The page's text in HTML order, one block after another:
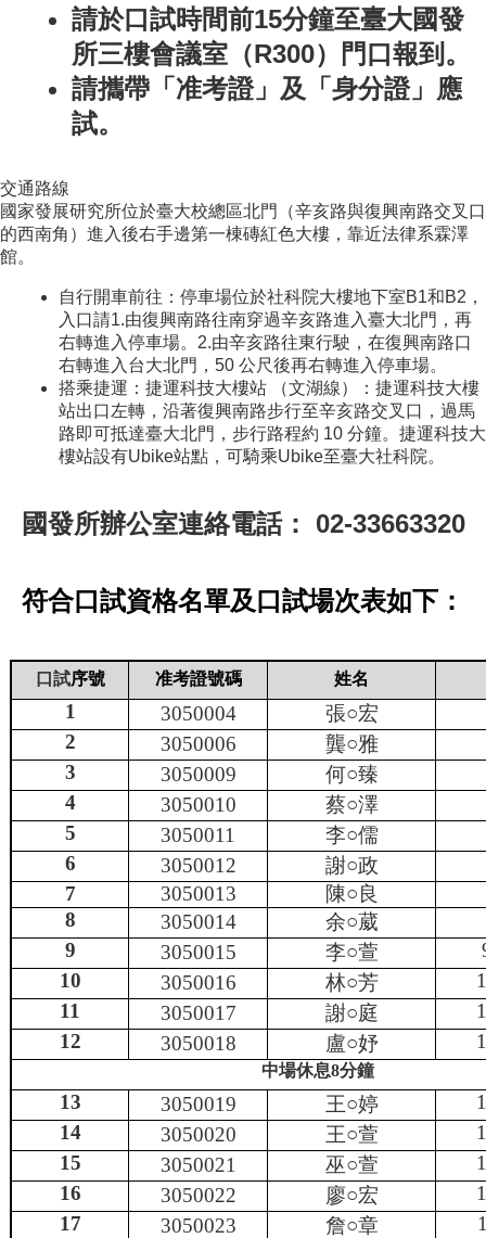
期
刊
專
學
請於口試時間前15分鐘至臺大國發
所三樓會議室（R300）門口報到。
請攜帶「准考證」及「身分證」應
試。
交通路線
國家發展研究所位於臺大校總區北門（辛亥路與復興南路交叉口
的西南角）進入後右手邊第一棟磚紅色大樓，靠近法律系霖澤
館。
自行開車前往：停車場位於社科院大樓地下室B1和B2，
入口請1.由復興南路往南穿過辛亥路進入臺大北門，再
右轉進入停車場。2.由辛亥路往東行駛，在復興南路口
右轉進入台大北門，50 公尺後再右轉進入停車場。
搭乘捷運：捷運科技大樓站 （文湖線）：捷運科技大樓
站出口左轉，沿著復興南路步行至辛亥路交叉口，過馬
路即可抵達臺大北門，步行路程約 10 分鐘。捷運科技大
樓站設有Ubike站點，可騎乘Ubike至臺大社科院。
國發所辦公室連絡電話： 02-33663320
符合口試資格名單及口試場次表如下：
口試序號 准考證號碼 姓名
1 3050004 張○宏
2
3050006 龔○雅
3
3050009 何○臻
4
3050010 蔡○澤
5
3050011 李○儒
6
3050012 謝○政
7
3050013 陳○良
8
3050014 余○葳
9
3050015 李○萱
10
3050016 林○芳
11
3050017 謝○庭
12
3050018 盧○妤
中場休息8分鐘
13 3050019 王○婷
14
3050020 王○萱
15
3050021 巫○萱
16
3050022 廖○宏
17
3050023 詹○章